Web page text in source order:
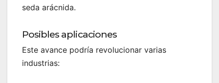
seda arácnida.
Posibles aplicaciones
Este avance podría revolucionar varias
industrias: